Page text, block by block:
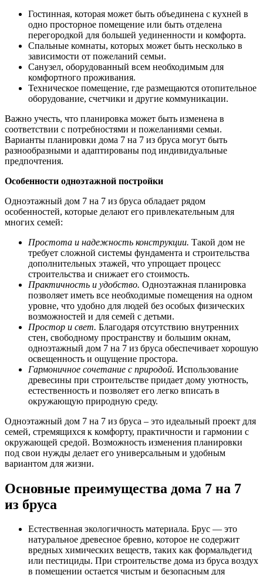
Гостинная, которая может быть объединена с кухней в
одно просторное помещение или быть отделена
перегородкой для большей уединенности и комфорта.
Спальные комнаты, которых может быть несколько в
зависимости от пожеланий семьи.
Санузел, оборудованный всем необходимым для
комфортного проживания.
Техническое помещение, где размещаются отопительное
оборудование, счетчики и другие коммуникации.
Важно учесть, что планировка может быть изменена в
соответствии с потребностями и пожеланиями семьи.
Варианты планировки дома 7 на 7 из бруса могут быть
разнообразными и адаптированы под индивидуальные
предпочтения.
Особенности одноэтажной постройки
Одноэтажный дом 7 на 7 из бруса обладает рядом
особенностей, которые делают его привлекательным для
многих семей:
Простота и надежность конструкции. Такой дом не
требует сложной системы фундамента и строительства
дополнительных этажей, что упрощает процесс
строительства и снижает его стоимость.
Практичность и удобство. Одноэтажная планировка
позволяет иметь все необходимые помещения на одном
уровне, что удобно для людей без особых физических
возможностей и для семей с детьми.
Простор и свет. Благодаря отсутствию внутренних
стен, свободному пространству и большим окнам,
одноэтажный дом 7 на 7 из бруса обеспечивает хорошую
освещенность и ощущение простора.
Гармоничное сочетание с природой. Использование
древесины при строительстве придает дому уютность,
естественность и позволяет его легко вписать в
окружающую природную среду.
Одноэтажный дом 7 на 7 из бруса – это идеальный проект для
семей, стремящихся к комфорту, практичности и гармонии с
окружающей средой. Возможность изменения планировки
под свои нужды делает его универсальным и удобным
вариантом для жизни.
Основные преимущества дома 7 на 7
из бруса
Естественная экологичность материала. Брус — это
натуральное древесное бревно, которое не содержит
вредных химических веществ, таких как формальдегид
или пестициды. При строительстве дома из бруса воздух
в помещении остается чистым и безопасным для